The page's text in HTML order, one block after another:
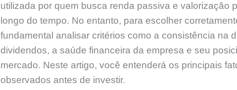
utilizada por quem busca renda passiva e valorização
longo do tempo. No entanto, para escolher
fundamental analisar critérios como a consistência na
dividendos, a saúde financeira da empresa e seu
mercado. Neste artigo, você entenderá os principais
observados antes de investir.